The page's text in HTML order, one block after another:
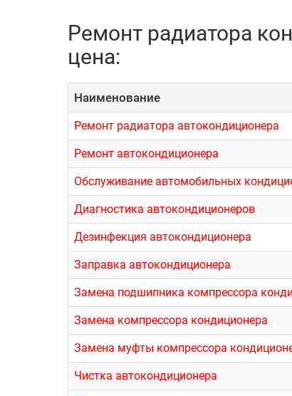
Ремонт радиатора
цена:
Наименование
Ремонт радиатора автокондиционера
Ремонт автокондиционера
Обслуживание автомобильных
Диагностика автокондиционеров
Дезинфекция автокондиционера
Заправка автокондиционера
Замена подшипника компрессора
Замена компрессора кондиционера
Замена муфты компрессора
Чистка автокондиционера